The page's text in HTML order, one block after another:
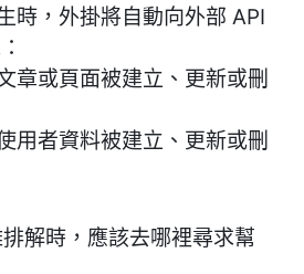
時，外掛將自動向外部 API
章或頁面被建立、更新或刪
用者資料被建立、更新或刪
解時，應該去哪裡尋求幫